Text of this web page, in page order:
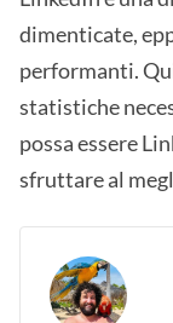
dimenticate,
performanti.
statistiche
possa essere
sfruttare al